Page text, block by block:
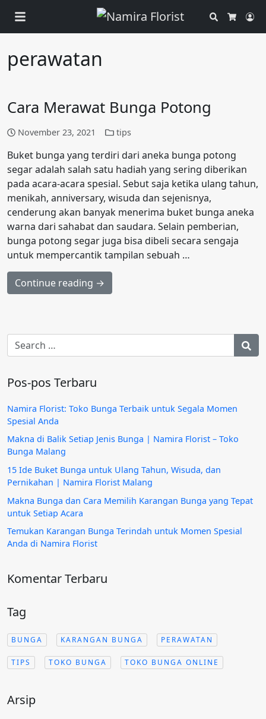
Search
perawatan
Cara Merawat Bunga Potong
November 23, 2021 tips
Buket bunga yang terdiri dari aneka bunga potong
segar adalah salah satu hadiah yang sering diberikan
pada acara-acara spesial. Sebut saja ketika ulang tahun,
menikah, anniversary, wisuda dan sejenisnya,
cenderung akan banyak menerima buket bunga aneka
warna dari sahabat dan saudara. Selain pemberian,
bunga potong segar juga bisa dibeli secara sengaja
untuk mempercantik tampilan sebuah …
Continue reading →
Pos-pos Terbaru
Namira Florist: Toko Bunga Terbaik untuk Segala Momen
Spesial Anda
Makna di Balik Setiap Jenis Bunga | Namira Florist – Toko
Bunga Malang
15 Ide Buket Bunga untuk Ulang Tahun, Wisuda, dan
Pernikahan | Namira Florist Malang
Makna Bunga dan Cara Memilih Karangan Bunga yang Tepat
untuk Setiap Acara
Temukan Karangan Bunga Terindah untuk Momen Spesial
Anda di Namira Florist
Komentar Terbaru
Tag
BUNGA KARANGAN BUNGA PERAWATAN
TIPS TOKO BUNGA TOKO BUNGA ONLINE
Arsip